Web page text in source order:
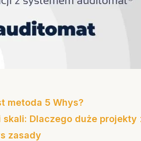
metoda 5 Whys?
skali: Dlaczego duże projekty
zasady